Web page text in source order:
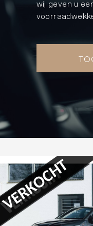
wij geven u
VERKOCHT